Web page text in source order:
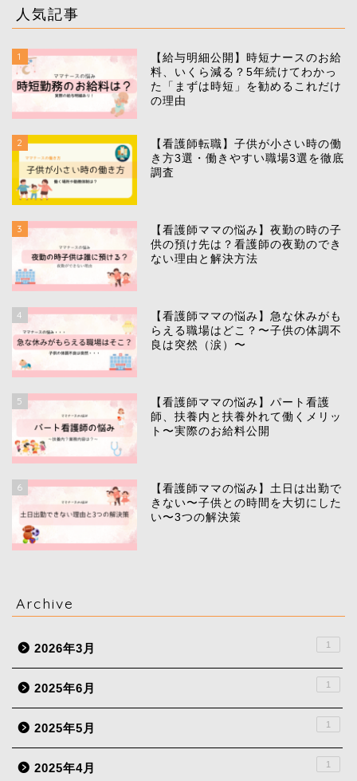
人気記事
1
【給与明細公開】時短ナースのお給
料、いくら減る？5年続けてわかっ
た「まずは時短」を勧めるこれだけ
の理由
2
【看護師転職】子供が小さい時の働
き方3選・働きやすい職場3選を徹底
調査
3
【看護師ママの悩み】夜勤の時の子
供の預け先は？看護師の夜勤のでき
ない理由と解決方法
4
【看護師ママの悩み】急な休みがも
らえる職場はどこ？〜子供の体調不
良は突然（涙）〜
5
【看護師ママの悩み】パート看護
師、扶養内と扶養外れて働くメリッ
ト〜実際のお給料公開
6
【看護師ママの悩み】土日は出勤で
きない〜子供との時間を大切にした
い〜3つの解決策
Archive
2026年3月 1
2025年6月 1
2025年5月 1
2025年4月 1